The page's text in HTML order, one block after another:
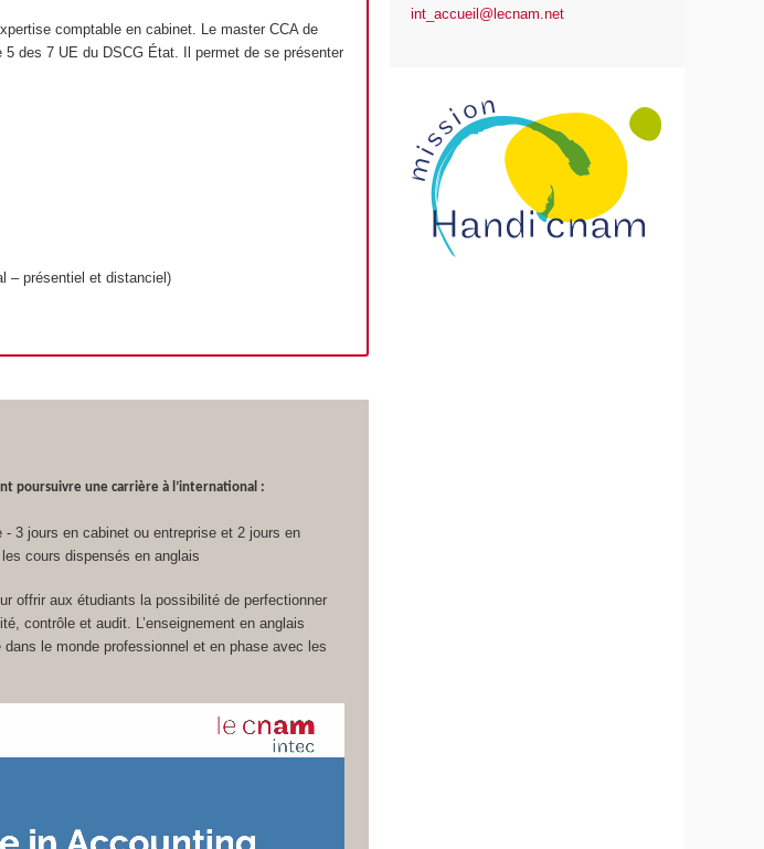
comptable en cabinet. Le master CCA de
5 des 7 UE du DSCG État. Il permet de se présenter
– présentiel et distanciel)
poursuivre une carrière à l’international :
3 jours en cabinet ou entreprise et 2 jours en
cours dispensés en anglais
offrir aux étudiants la possibilité de perfectionner
contrôle et audit. L’enseignement en anglais
le monde professionnel et en phase avec les
int_accueil@lecnam.net